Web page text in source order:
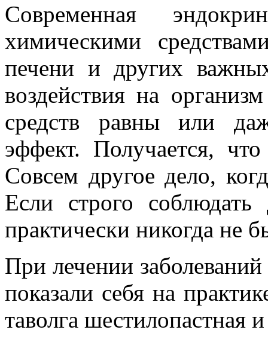
Современная
химическими
печени и других
воздействия на
средств равны или
эффект. Получается,
Совсем другое дело,
Если строго соблюдать
практически никогда не
При лечении
показали себя на
таволга шестилопастная